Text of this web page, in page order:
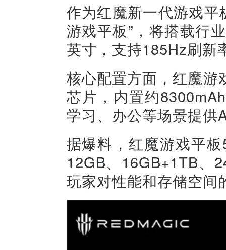
作为红魔新一代游戏
游戏平板”，将搭载行
英寸，支持185Hz刷新
核心配置方面，红魔
芯片，内置约
学习、办公等场景提供
据爆料，红魔游戏平
12GB、16GB+1TB、
玩家对性能和存储空间